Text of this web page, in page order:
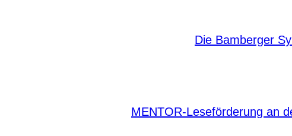
Die Bamberger
MENTOR-Leseförderung an